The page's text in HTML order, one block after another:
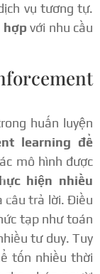
vụ tương tự.
hợp với nhu cầu
huấn luyện
learning để
mô hình được
hiện nhiều
câu trả lời. Điều
tạp như toán
tư duy. Tuy
tốn nhiều thời